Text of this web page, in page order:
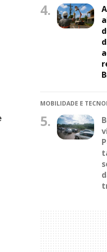
4.
MOBILIDADE E
5.